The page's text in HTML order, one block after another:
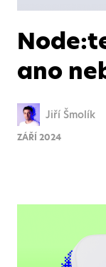
ano
Jiří Šmolík
ZÁŘÍ 2024